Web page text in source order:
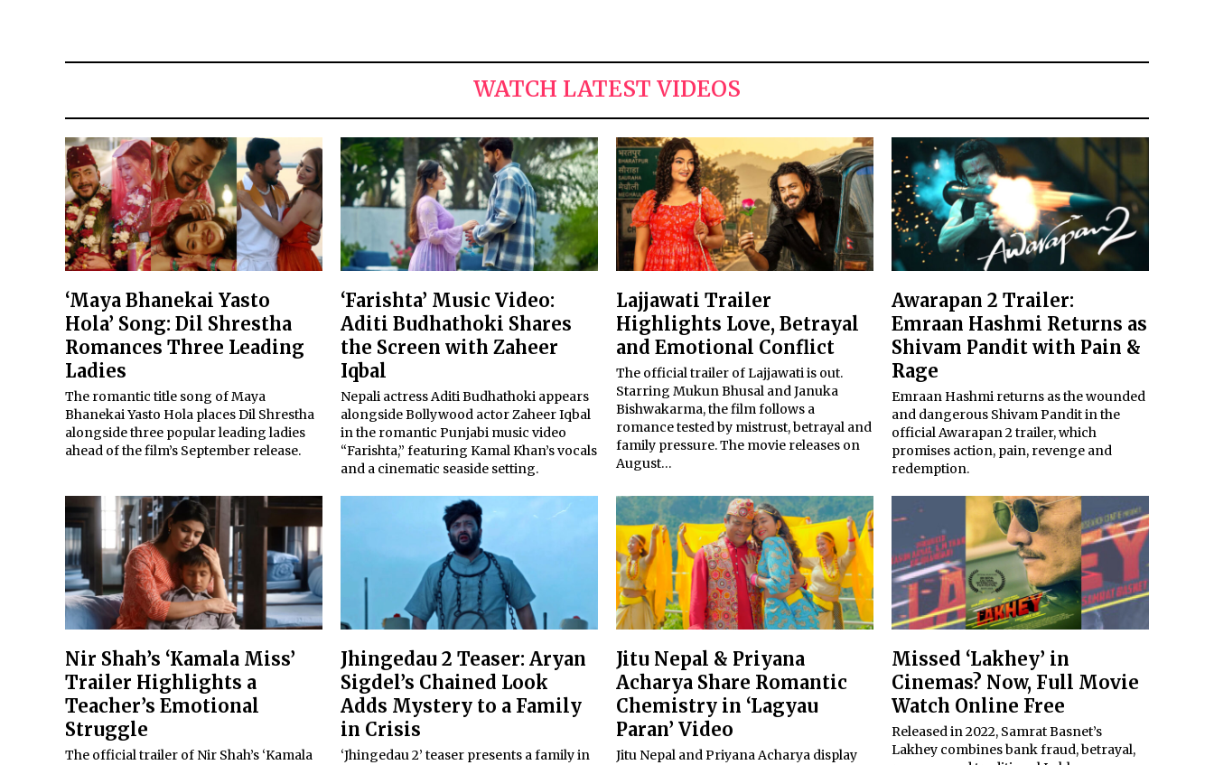
WATCH LATEST VIDEOS
‘Maya Bhanekai Yasto
Hola’ Song: Dil Shrestha
Romances Three Leading
Ladies
The romantic title song of Maya
Bhanekai Yasto Hola places Dil Shrestha
alongside three popular leading ladies
ahead of the film’s September release.
‘Farishta’ Music Video:
Aditi Budhathoki Shares
the Screen with Zaheer
Iqbal
Nepali actress Aditi Budhathoki appears
alongside Bollywood actor Zaheer Iqbal
in the romantic Punjabi music video
“Farishta,” featuring Kamal Khan’s vocals
and a cinematic seaside setting.
Lajjawati Trailer
Highlights Love, Betrayal
and Emotional Conflict
The official trailer of Lajjawati is out.
Starring Mukun Bhusal and Januka
Bishwakarma, the film follows a
romance tested by mistrust, betrayal and
family pressure. The movie releases on
August…
Awarapan 2 Trailer:
Emraan Hashmi Returns as
Shivam Pandit with Pain &
Rage
Emraan Hashmi returns as the wounded
and dangerous Shivam Pandit in the
official Awarapan 2 trailer, which
promises action, pain, revenge and
redemption.
Nir Shah’s ‘Kamala Miss’
Trailer Highlights a
Teacher’s Emotional
Struggle
The official trailer of Nir Shah’s ‘Kamala
Jhingedau 2 Teaser: Aryan
Sigdel’s Chained Look
Adds Mystery to a Family
in Crisis
‘Jhingedau 2’ teaser presents a family in
Jitu Nepal & Priyana
Acharya Share Romantic
Chemistry in ‘Lagyau
Paran’ Video
Jitu Nepal and Priyana Acharya display
Missed ‘Lakhey’ in
Cinemas? Now, Full Movie
Watch Online Free
Released in 2022, Samrat Basnet’s
Lakhey combines bank fraud, betrayal,